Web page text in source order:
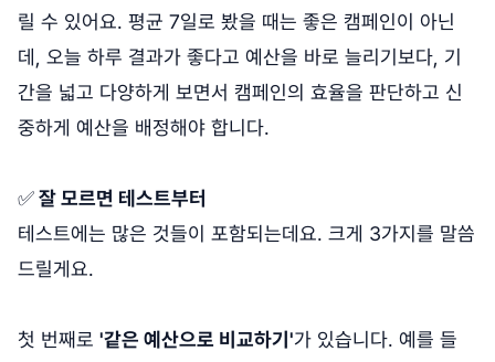
릴 수 있어요. 평균 7일로 봤을 때는 좋은 캠페인이 아닌
데, 오늘 하루 결과가 좋다고 예산을 바로 늘리기보다, 기
간을 넓고 다양하게 보면서 캠페인의 효율을 판단하고 신
중하게 예산을 배정해야 합니다.
✅잘 모르면 테스트부터
테스트에는 많은 것들이 포함되는데요. 크게 3가지를 말씀
드릴게요.
첫 번째로 '같은 예산으로 비교하기'가 있습니다. 예를 들